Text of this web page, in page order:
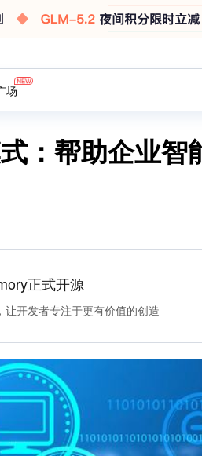
场
：帮助企业智
正式开源
开发者专注于更有价值的创造